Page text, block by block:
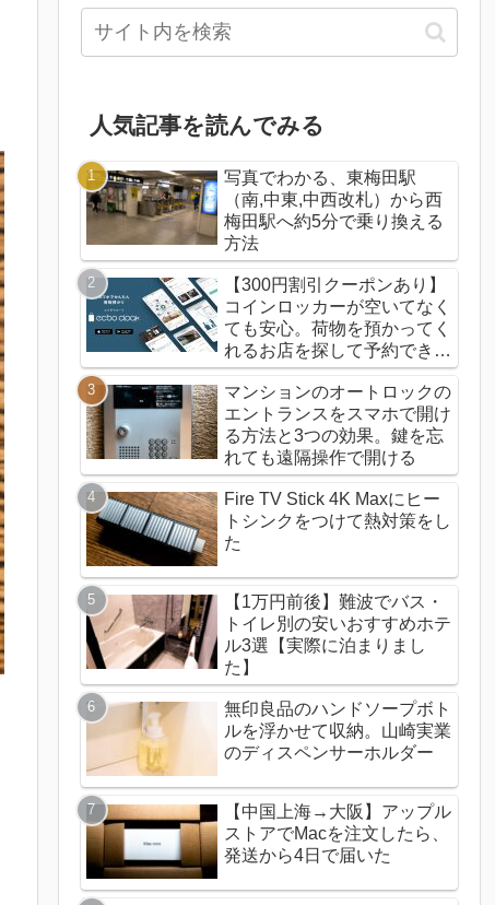
人気記事を読んでみる
写真でわかる、東梅田駅
（南,中東,中西改札）から西
梅田駅へ約5分で乗り換える
方法
【300円割引クーポンあり】
コインロッカーが空いてなく
ても安心。荷物を預かってく
れるお店を探して予約できる
ecbo cloak（エクボクロー
ク）の使い方
マンションのオートロックの
エントランスをスマホで開け
る方法と3つの効果。鍵を忘
れても遠隔操作で開ける
Fire TV Stick 4K Maxにヒー
トシンクをつけて熱対策をし
た
【1万円前後】難波でバス・
トイレ別の安いおすすめホテ
ル3選【実際に泊まりまし
た】
無印良品のハンドソープボト
ルを浮かせて収納。山崎実業
のディスペンサーホルダー
【中国上海→大阪】アップル
ストアでMacを注文したら、
発送から4日で届いた